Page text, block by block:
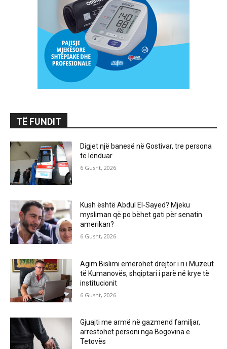
TË FUNDIT
Digjet një banesë në Gostivar, tre persona
të lënduar
6 Gusht, 2026
Kush është Abdul El-Sayed? Mjeku
mysliman që po bëhet gati për senatin
amerikan?
6 Gusht, 2026
Agim Bislimi emërohet drejtor i ri i Muzeut
të Kumanovës, shqiptari i parë në krye të
institucionit
6 Gusht, 2026
Gjuajti me armë në gazmend familjar,
arrestohet personi nga Bogovina e
Tetovës